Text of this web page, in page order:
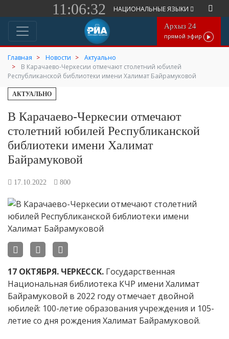
11:06:32 НАЦИОНАЛЬНЫЕ ЯЗЫКИ
Архыз 24
прямой эфир
Главная Новости
Актуально
В Карачаево-Черкесии отмечают столетний юбилей
Республиканской библиотеки имени Халимат Байрамуковой
АКТУАЛЬНО
В Карачаево-Черкесии отмечают
столетний юбилей Республиканской
библиотеки имени Халимат
Байрамуковой
17.10.2022 800
17 ОКТЯБРЯ. ЧЕРКЕССК. Государственная
Национальная библиотека КЧР имени Халимат
Байрамуковой в 2022 году отмечает двойной
юбилей: 100-летие образования учреждения и 105-
летие со дня рождения Халимат Байрамуковой.